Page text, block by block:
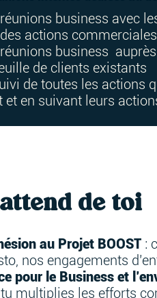
business avec
actions
business
de clients existants
de toutes les actions
et en suivant leurs
de toi
au Projet BOOST :
nos engagements
pour le Business et
multiplies les efforts